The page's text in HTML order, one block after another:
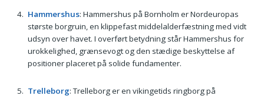
Hammershus: Hammershus på Bornholm er Nordeuropas
største borgruin, en klippefast middelalderfæstning med vidt
udsyn over havet. I overført betydning står Hammershus for
urokkelighed, grænsevogt og den stædige beskyttelse af
positioner placeret på solide fundamenter.
Trelleborg: Trelleborg er en vikingetids ringborg på